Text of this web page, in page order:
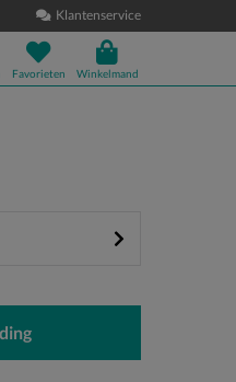
Klantenservice
Favorieten Winkelmand